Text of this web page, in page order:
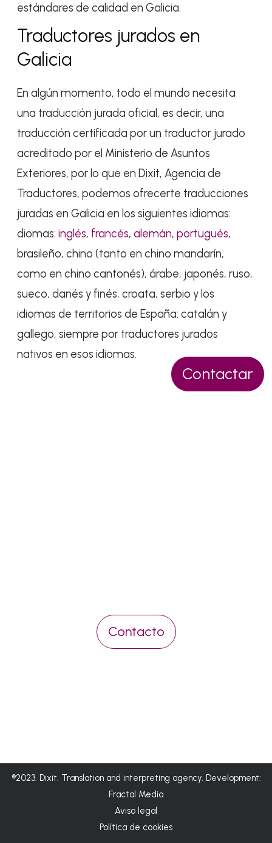
Contactar
estándares de calidad en Galicia.
Traductores jurados en
Galicia
En algún momento, todo el mundo necesita
una traducción jurada oficial, es decir, una
traducción certificada por un traductor jurado
acreditado por el Ministerio de Asuntos
Exteriores, por lo que en Dixit, Agencia de
Traductores, podemos ofrecerte traducciones
juradas en Galicia en los siguientes idiomas:
diomas:inglés, francés,alemán,portugués,
brasileño, chino (tanto en chino mandarín,
como en chino cantonés), árabe, japonés, ruso,
sueco, danés y finés, croata, serbio y los
idiomas de territorios de España: catalán y
gallego, siempre por traductores jurados
nativos en esos idiomas.
Contacto
®2023. Dixit. Translation and interpreting agency. Development:
Fractal Media
Aviso legal
Política de cookies